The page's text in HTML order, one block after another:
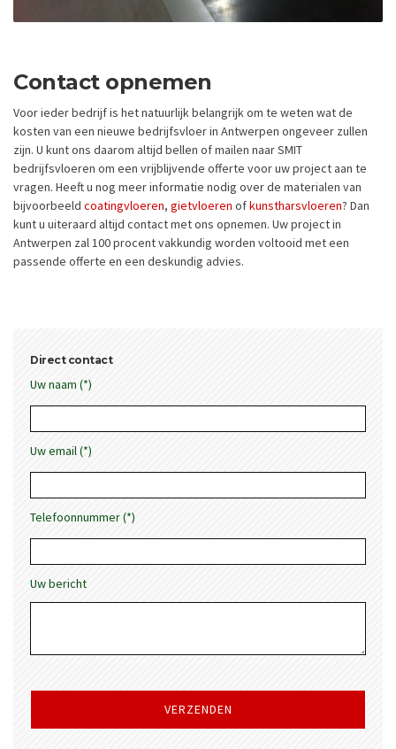
Contact opnemen
Voor ieder bedrijf is het natuurlijk belangrijk om te weten wat de
kosten van een nieuwe bedrijfsvloer in Antwerpen ongeveer zullen
zijn. U kunt ons daarom altijd bellen of mailen naar SMIT
bedrijfsvloeren om een vrijblijvende offerte voor uw project aan te
vragen. Heeft u nog meer informatie nodig over de materialen van
bijvoorbeeld coatingvloeren, gietvloeren ofkunstharsvloeren? Dan
kunt u uiteraard altijd contact met ons opnemen. Uw project in
Antwerpen zal 100 procent vakkundig worden voltooid met een
passende offerte en een deskundig advies.
Direct contact
Uw naam (*)
Uw email (*)
Telefoonnummer (*)
Uw bericht